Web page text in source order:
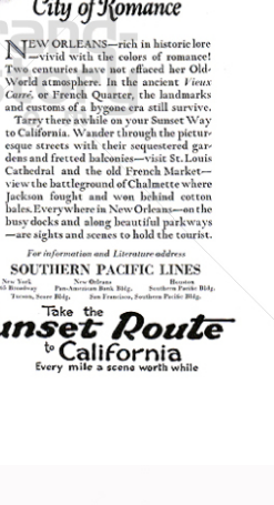
Southern Pacific 1922